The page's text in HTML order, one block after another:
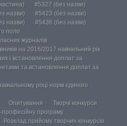
#5327 (без назви)
назви)
#5423 (без назви)
назви)
#5436 (без назви)
поло
журналів
на 2016/2017 навчальний рік
і встановлення доплат за
та встановлення доплат за
році норм єдиного
Опитування
Творчі конкурси
професійну програму
Розклад прийому творчих конкурсів